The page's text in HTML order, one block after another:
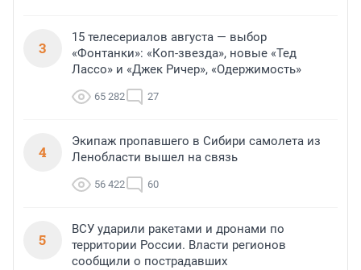
3
15 телесериалов августа — выбор
«Фонтанки»: «Коп-звезда», новые «Тед
Лассо» и «Джек Ричер», «Одержимость»
65 282 27
4
Экипаж пропавшего в Сибири самолета из
Ленобласти вышел на связь
56 422 60
5
ВСУ ударили ракетами и дронами по
территории России. Власти регионов
сообщили о пострадавших